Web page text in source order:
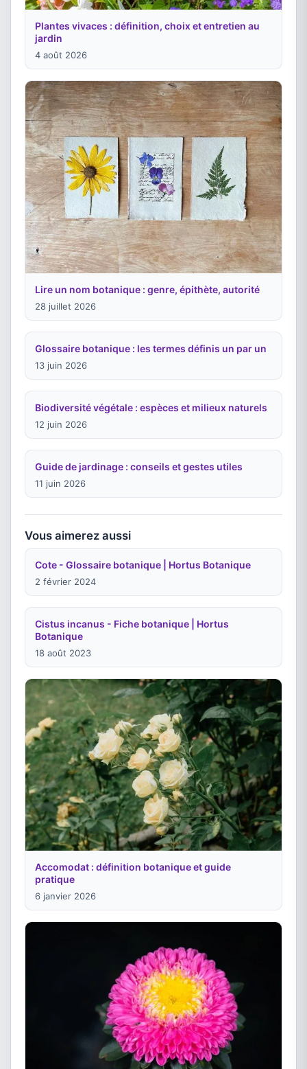
Plantes vivaces : définition, choix et entretien au
jardin
4 août 2026
Lire un nom botanique : genre, épithète, autorité
28 juillet 2026
Glossaire botanique : les termes définis un par un
13 juin 2026
Biodiversité végétale : espèces et milieux naturels
12 juin 2026
Guide de jardinage : conseils et gestes utiles
11 juin 2026
Vous aimerez aussi
Cote - Glossaire botanique | Hortus Botanique
2 février 2024
Cistus incanus - Fiche botanique | Hortus
Botanique
18 août 2023
Accomodat : définition botanique et guide
pratique
6 janvier 2026